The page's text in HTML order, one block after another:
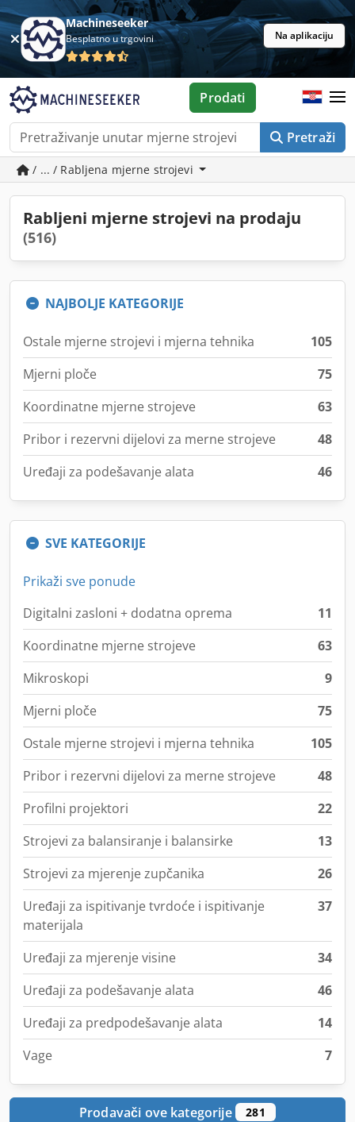
Machineseeker
Besplatno u trgovini Na aplikaciju
Pretraži
Prodati
/ ... / Rabljena mjerne strojevi
Rabljeni mjerne strojevi na prodaju
(516)
NAJBOLJE KATEGORIJE
Ostale mjerne strojevi i mjerna tehnika
105
Mjerni ploče
75
Koordinatne mjerne strojeve
63
Pribor i rezervni dijelovi za merne strojeve
48
Uređaji za podešavanje alata
46
SVE KATEGORIJE
Prikaži sve ponude
Digitalni zasloni + dodatna oprema
11
Koordinatne mjerne strojeve
63
Mikroskopi
9
Mjerni ploče
75
Ostale mjerne strojevi i mjerna tehnika
105
Pribor i rezervni dijelovi za merne strojeve
48
Profilni projektori
22
Strojevi za balansiranje i balansirke
13
Strojevi za mjerenje zupčanika
26
Uređaji za ispitivanje tvrdoće i ispitivanje
materijala
37
Uređaji za mjerenje visine
34
Uređaji za podešavanje alata
46
Uređaji za predpodešavanje alata
14
Vage
7
Prodavači ove kategorije 281